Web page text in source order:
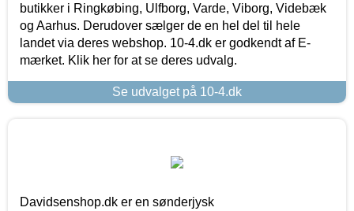
butikker i Ringkøbing, Ulfborg, Varde, Viborg, Videbæk
og Aarhus. Derudover sælger de en hel del til hele
landet via deres webshop. 10-4.dk er godkendt af E-
mærket. Klik her for at se deres udvalg.
Se udvalget på 10-4.dk
Davidsenshop.dk er en sønderjysk